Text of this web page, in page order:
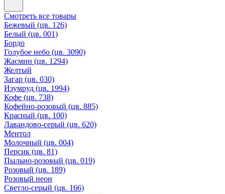
Смотреть все товары
Бежевый (цв. 126)
Белый (цв. 001)
Бордо
Голубое небо (цв. 3090)
Жасмин (цв. 1294)
Желтый
Загар (цв. 030)
Изумруд (цв. 1994)
Кофе (цв. 738)
Кофейно-розовый (цв. 885)
Красный (цв. 100)
Лавандово-серый (цв. 620)
Ментол
Молочный (цв. 004)
Персик (цв. 81)
Пыльно-розовый (цв. 019)
Розовый (цв. 189)
Розовый неон
Светло-серый (цв. 166)